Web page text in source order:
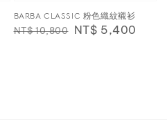
BARBA CLASSIC 粉色織紋襯衫
Regular
NT$ 10,800 Sale
NT$ 5,400